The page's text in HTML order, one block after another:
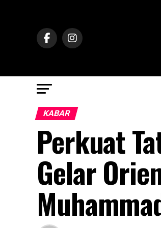
KABAR
Perkuat
Gelar